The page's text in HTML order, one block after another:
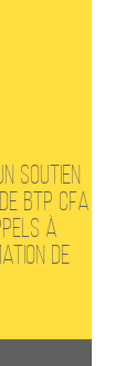
soutien
BTP CFA
à
de